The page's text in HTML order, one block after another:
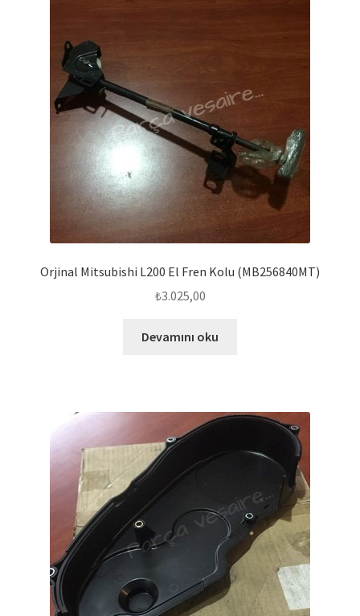
Orjinal Mitsubishi L200 El Fren Kolu (MB256840MT)
₺3.025,00
Devamını oku